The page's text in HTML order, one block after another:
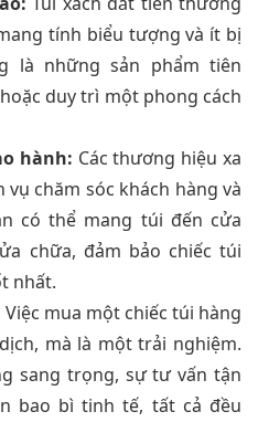
tính biểu tượng và ít bị
là những sản phẩm tiên
duy trì một phong cách
hành: Các thương hiệu xa
chăm sóc khách hàng và
có thể mang túi đến cửa
chữa, đảm bảo chiếc túi
nhất.
Việc mua một chiếc túi hàng
mà là một trải nghiệm.
sang trọng, sự tư vấn tận
bao bì tinh tế, tất cả đều